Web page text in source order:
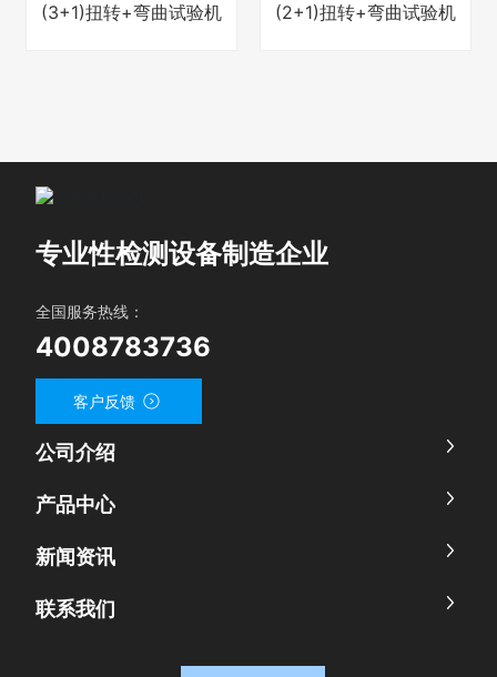
(3+1)扭转+弯曲试验机 (2+1)扭转+弯曲试验机
专业性检测设备制造企业
全国服务热线：
4008783736
客户反馈
公司介绍
产品中心
新闻资讯
联系我们